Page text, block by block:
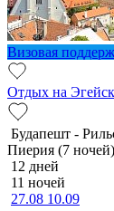
Визовая
Отдых на
Будапешт -
Пиерия (7
12 дней
11 ночей
27.08 10.09